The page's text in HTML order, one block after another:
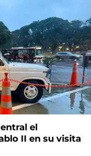
el
II en su visita